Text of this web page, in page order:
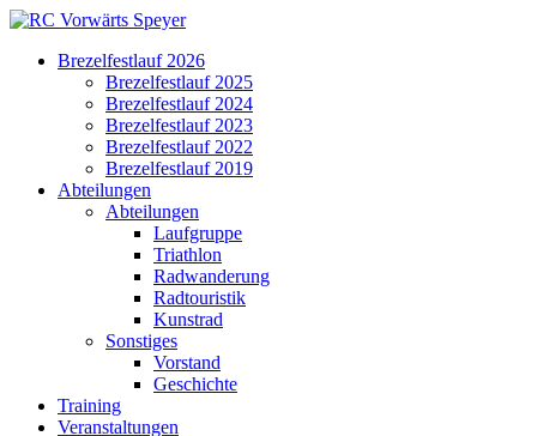
Brezelfestlauf 2026
Brezelfestlauf 2025
Brezelfestlauf 2024
Brezelfestlauf 2023
Brezelfestlauf 2022
Brezelfestlauf 2019
Abteilungen
Abteilungen
Laufgruppe
Triathlon
Radwanderung
Radtouristik
Kunstrad
Sonstiges
Vorstand
Geschichte
Training
Veranstaltungen